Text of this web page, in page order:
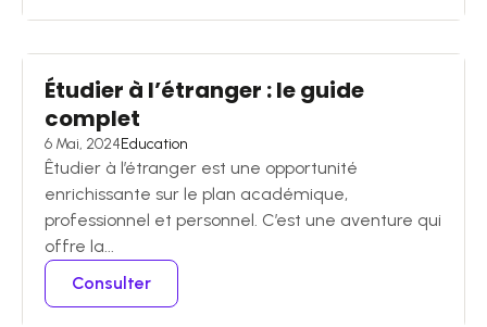
Étudier à l’étranger : le guide
complet
6 Mai, 2024Education
Êtudier à l’étranger est une opportunité
enrichissante sur le plan académique,
professionnel et personnel. C’est une aventure qui
offre la...
Consulter